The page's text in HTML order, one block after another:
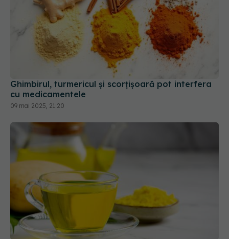
Ghimbirul, turmericul și scorțișoară pot interfera
cu medicamentele
09 mai 2025, 21:20